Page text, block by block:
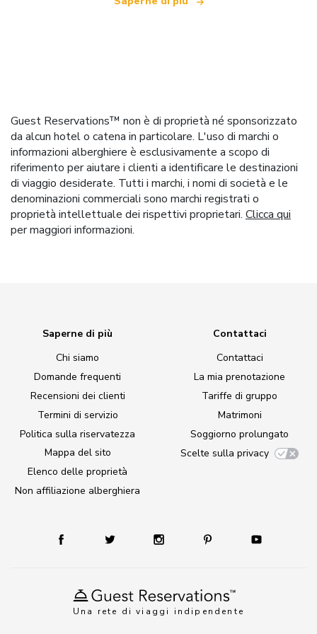
Guest Reservations™ non è di proprietà né sponsorizzato
da alcun hotel o catena in particolare. L'uso di marchi o
informazioni alberghiere è esclusivamente a scopo di
riferimento per aiutare i clienti a identificare le destinazioni
di viaggio desiderate. Tutti i marchi, i nomi di società e le
denominazioni commerciali sono marchi registrati o
proprietà intellettuale dei rispettivi proprietari. Clicca qui
per maggiori informazioni.
Una rete di viaggi indipendente
Saperne di più
Chi siamo
Domande frequenti
Recensioni dei clienti
Termini di servizio
Politica sulla riservatezza
Mappa del sito
Elenco delle proprietà
Non affiliazione alberghiera
Contattaci
Contattaci
La mia prenotazione
Tariffe di gruppo
Matrimoni
Soggiorno prolungato
Scelte sulla privacy